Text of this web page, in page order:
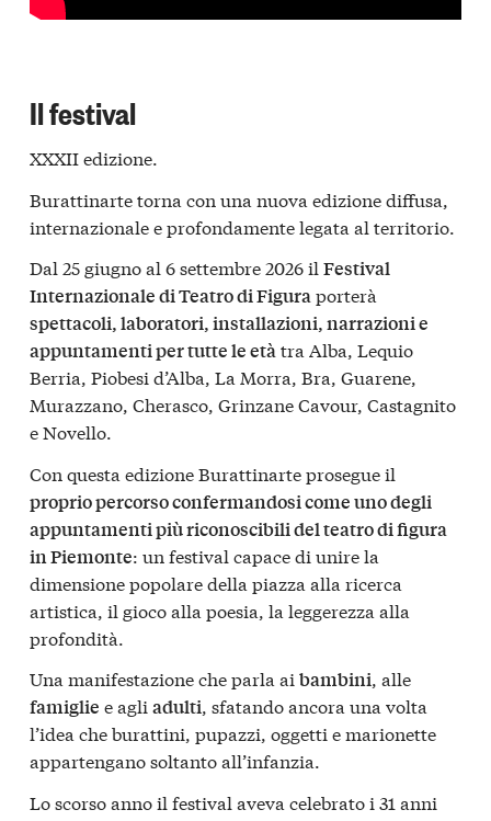
Il festival
XXXII edizione.
Burattinarte torna con una nuova edizione diffusa,
internazionale e profondamente legata al territorio.
Dal 25 giugno al 6 settembre 2026 il Festival
Internazionale di Teatro di Figuraporterà
spettacoli, laboratori, installazioni, narrazioni e
appuntamenti per tutte le etàtra Alba, Lequio
Berria, Piobesi d’Alba, La Morra, Bra, Guarene,
Murazzano, Cherasco, Grinzane Cavour, Castagnito
e Novello.
Con questa edizione Burattinarte prosegue il
proprio percorso confermandosi come uno degli
appuntamenti più riconoscibili del teatro di figura
in Piemonte: un festival capace di unire la
dimensione popolare della piazza alla ricerca
artistica, il gioco alla poesia, la leggerezza alla
profondità.
Una manifestazione che parla ai bambini, alle
famiglie e agli adulti, sfatando ancora una volta
l’idea che burattini, pupazzi, oggetti e marionette
appartengano soltanto all’infanzia.
Lo scorso anno il festival aveva celebrato i 31 anni